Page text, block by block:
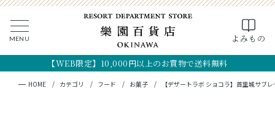
MENU よみもの
【WEB限定】10,000円以上のお買物で送料無料
CLOSE
検索
キーワード検索
MY PAGE CART
全ての商品
HOME カテゴリ フード お菓子 【デザートラボ ショコラ】首里城サブ